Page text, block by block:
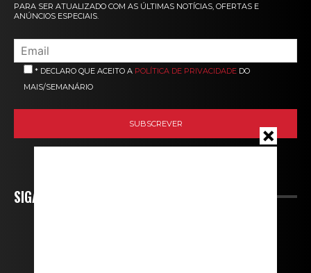
PARA SER ATUALIZADO COM AS ÚLTIMAS NOTÍCIAS, OFERTAS E
ANÚNCIOS ESPECIAIS.
* DECLARO QUE ACEITO A POLÍTICA DE PRIVACIDADE DO
MAIS/SEMANÁRIO
SIGA-NOS